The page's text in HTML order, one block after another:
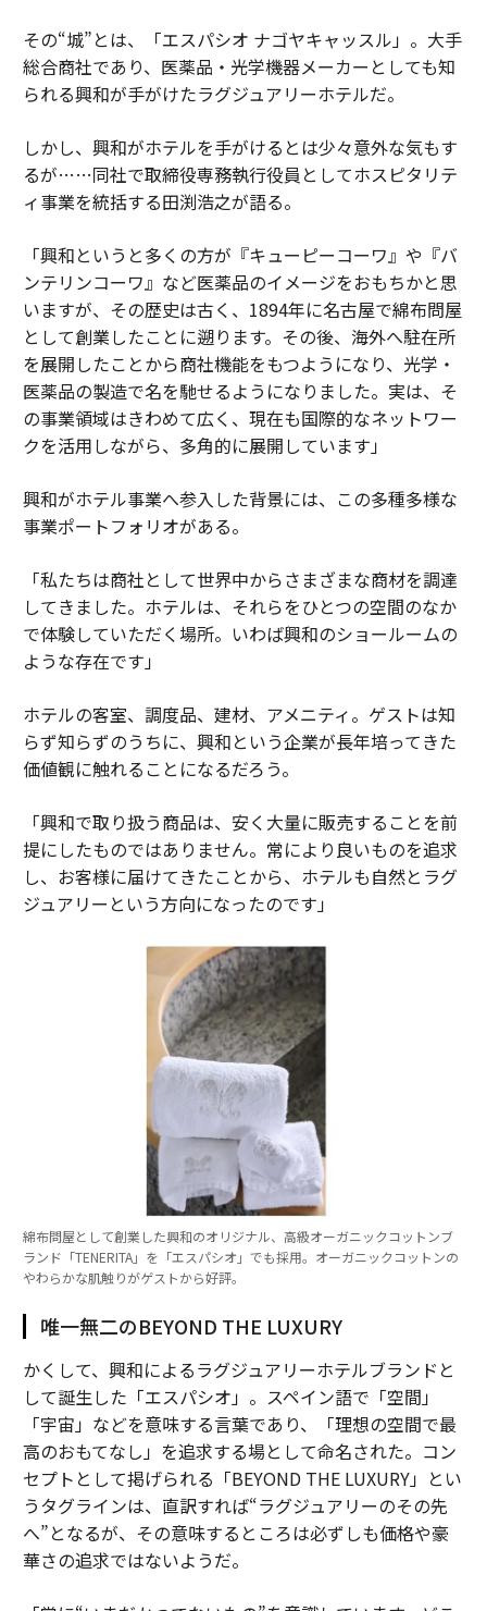
その“城”とは、「エスパシオ ナゴヤキャッスル」。大手
総合商社であり、医薬品・光学機器メーカーとしても知
られる興和が手がけたラグジュアリーホテルだ。
しかし、興和がホテルを手がけるとは少々意外な気もす
るが……同社で取締役専務執行役員としてホスピタリテ
ィ事業を統括する田渕浩之が語る。
「興和というと多くの方が『キューピーコーワ』や『バ
ンテリンコーワ』など医薬品のイメージをおもちかと思
いますが、その歴史は古く、1894年に名古屋で綿布問屋
として創業したことに遡ります。その後、海外へ駐在所
を展開したことから商社機能をもつようになり、光学・
医薬品の製造で名を馳せるようになりました。実は、そ
の事業領域はきわめて広く、現在も国際的なネットワー
クを活用しながら、多角的に展開しています」
興和がホテル事業へ参入した背景には、この多種多様な
事業ポートフォリオがある。
「私たちは商社として世界中からさまざまな商材を調達
してきました。ホテルは、それらをひとつの空間のなか
で体験していただく場所。いわば興和のショールームの
ような存在です」
ホテルの客室、調度品、建材、アメニティ。ゲストは知
らず知らずのうちに、興和という企業が長年培ってきた
価値観に触れることになるだろう。
「興和で取り扱う商品は、安く大量に販売することを前
提にしたものではありません。常により良いものを追求
し、お客様に届けてきたことから、ホテルも自然とラグ
ジュアリーという方向になったのです」
綿布問屋として創業した興和のオリジナル、高級オーガニックコットンブ
ランド「TENERITA」を「エスパシオ」でも採用。オーガニックコットンの
やわらかな肌触りがゲストから好評。
唯一無二のBEYOND THE LUXURY
かくして、興和によるラグジュアリーホテルブランドと
して誕生した「エスパシオ」。スペイン語で「空間」
「宇宙」などを意味する言葉であり、「理想の空間で最
高のおもてなし」を追求する場として命名された。コン
セプトとして掲げられる「BEYOND THE LUXURY」とい
うタグラインは、直訳すれば“ラグジュアリーのその先
へ”となるが、その意味するところは必ずしも価格や豪
華さの追求ではないようだ。